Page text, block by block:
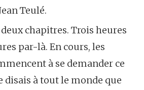
Teulé.
chapitres. Trois heures
par-là. En cours, les
à se demander ce
disais à tout le monde que